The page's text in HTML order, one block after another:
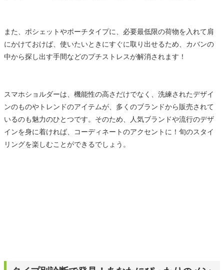
また、ポシェットやポーチタイプに、必要最低限の荷物を入れて肩
にかけておけば、使いたいときにすぐに取り出せるため、カバンの
中から探し出す手間などのプチストレスが解消されます！
スマホショルダーは、機能性の高さだけでなく、洗練されたデザイ
ンのものやトレンドのアイテムが、多くのブランドから販売されて
いるのも魅力のひとつです。そのため、人気ブランドや流行のデザ
インを身に着ければ、コーディネートのアクセントに！旬のスタイ
リングを楽しむことができるでしょう。